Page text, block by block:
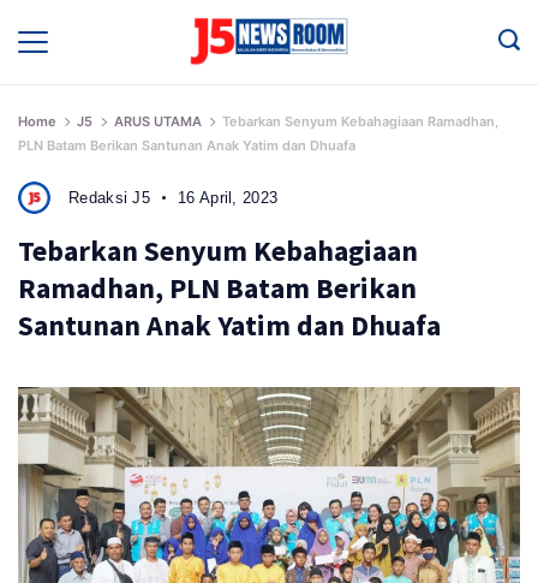
Home J5 ARUS UTAMA
Tebarkan Senyum Kebahagiaan Ramadhan,
PLN Batam Berikan Santunan Anak Yatim dan Dhuafa
Redaksi J5 16 April, 2023
Tebarkan Senyum Kebahagiaan
Ramadhan, PLN Batam Berikan
Santunan Anak Yatim dan Dhuafa